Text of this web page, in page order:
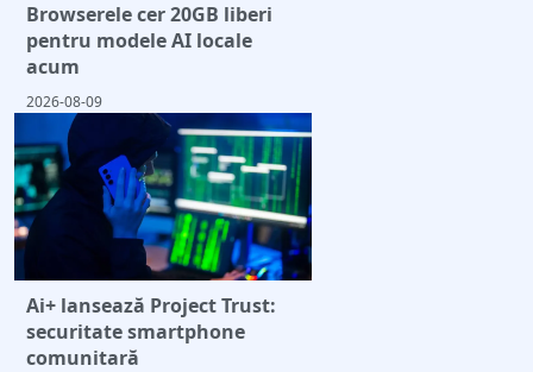
Browserele cer 20GB liberi
pentru modele AI locale
acum
2026-08-09
Ai+ lansează Project Trust:
securitate smartphone
comunitară